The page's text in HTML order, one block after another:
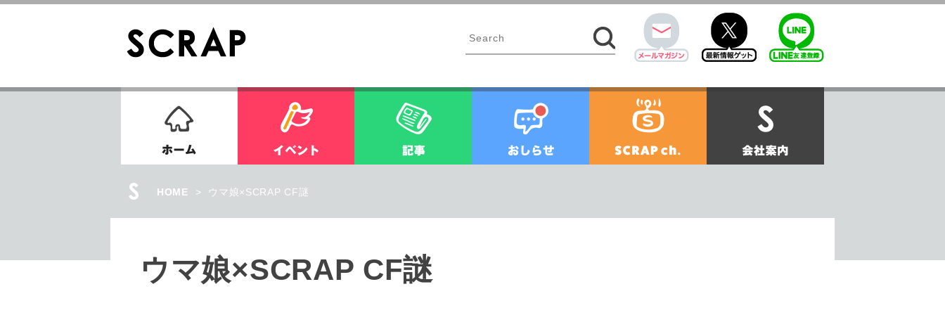
twitter
ホーム イベント 記事 お知らせ 会社案内
HOME > ウマ娘×SCRAP CF謎
ウマ娘×SCRAP CF謎